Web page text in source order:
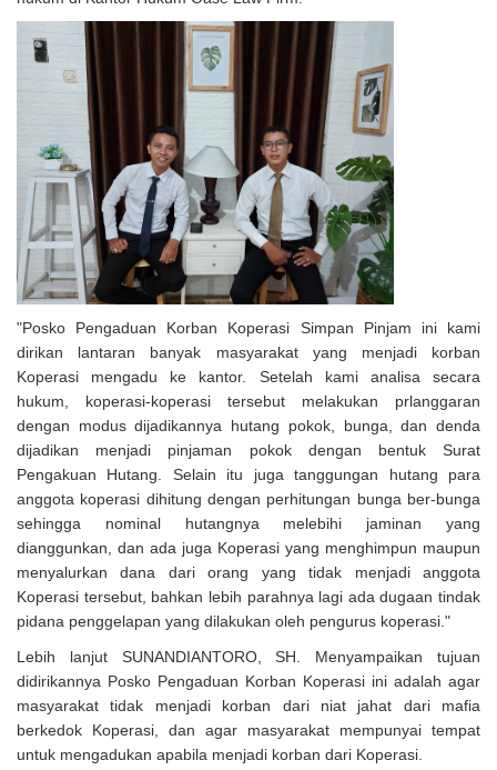
"Posko Pengaduan Korban Koperasi Simpan Pinjam ini kami
dirikan lantaran banyak masyarakat yang menjadi korban
Koperasi mengadu ke kantor. Setelah kami analisa secara
hukum, koperasi-koperasi tersebut melakukan prlanggaran
dengan modus dijadikannya hutang pokok, bunga, dan denda
dijadikan menjadi pinjaman pokok dengan bentuk Surat
Pengakuan Hutang. Selain itu juga tanggungan hutang para
anggota koperasi dihitung dengan perhitungan bunga ber-bunga
sehingga nominal hutangnya melebihi jaminan yang
dianggunkan, dan ada juga Koperasi yang menghimpun maupun
menyalurkan dana dari orang yang tidak menjadi anggota
Koperasi tersebut, bahkan lebih parahnya lagi ada dugaan tindak
pidana penggelapan yang dilakukan oleh pengurus koperasi."
Lebih lanjut SUNANDIANTORO, SH. Menyampaikan tujuan
didirikannya Posko Pengaduan Korban Koperasi ini adalah agar
masyarakat tidak menjadi korban dari niat jahat dari mafia
berkedok Koperasi, dan agar masyarakat mempunyai tempat
untuk mengadukan apabila menjadi korban dari Koperasi.